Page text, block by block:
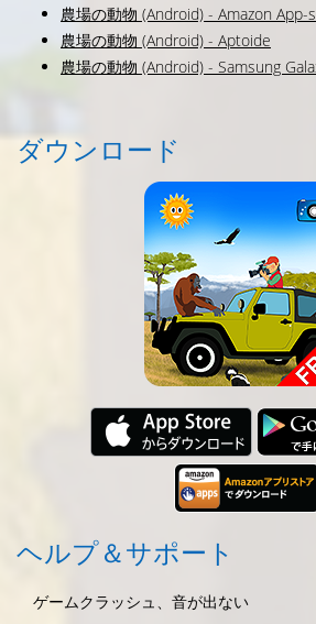
農場の動物 (Android) - Amazon App-
農場の動物 (Android) - Aptoide
農場の動物 (Android) - Samsung
ダウンロード
ヘルプ＆サポート
ゲームクラッシュ、音が出ない